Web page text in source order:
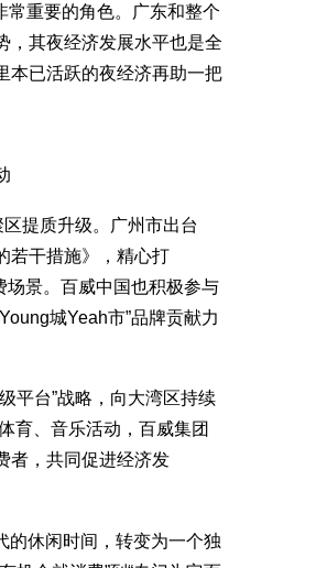
重要的角色。广东和整个
，其夜经济发展水平也是全
本已活跃的夜经济再助一把
提质升级。广州市出台
若干措施》，精心打
场景。百威中国也积极参与
城Yeah市”品牌贡献力
台”战略，向大湾区持续
育、音乐活动，百威集团
者，共同促进经济发
休闲时间，转变为一个独